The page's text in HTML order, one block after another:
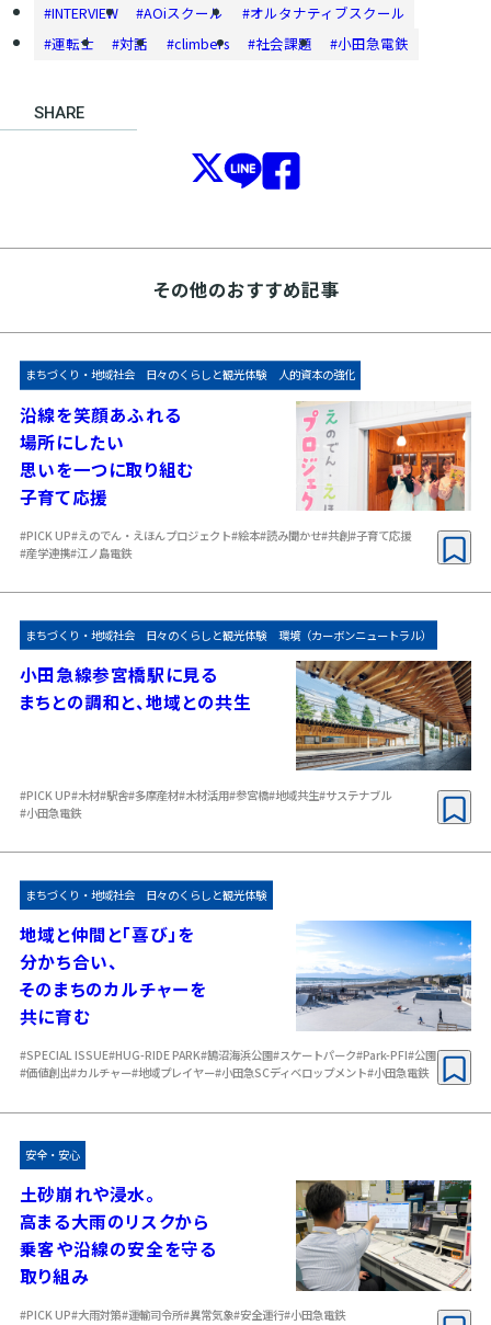
#INTERVIEW #AOiスクール
#オルタナティブスクール
#運転士
#対話 #climbers #社会課題 #小田急電鉄
SHARE
その他のおすすめ記事
まちづくり・地域社会 日々のくらしと観光体験 人的資本の強化
沿線を笑顔あふれる
場所にしたい
思いを一つに取り組む
子育て応援
#PICK UP#えのでん・えほんプロジェクト#絵本#読み聞かせ#共創#子育て応援
#産学連携#江ノ島電鉄
まちづくり・地域社会 日々のくらしと観光体験 環境（カーボンニュートラル）
小田急線参宮橋駅に見る
まちとの調和と、地域との共生
#PICK UP#木材#駅舎#多摩産材#木材活用#参宮橋#地域共生#サステナブル
#小田急電鉄
まちづくり・地域社会 日々のくらしと観光体験
地域と仲間と「喜び」を
分かち合い、
そのまちのカルチャーを
共に育む
#SPECIAL ISSUE#HUG-RIDE PARK#鵠沼海浜公園#スケートパーク#Park-PFI#公園
#価値創出#カルチャー#地域プレイヤー#小田急SCディベロップメント#小田急電鉄
安全・安心
土砂崩れや浸水。
高まる大雨のリスクから
乗客や沿線の安全を守る
取り組み
#PICK UP#大雨対策#運輸司令所#異常気象#安全運行#小田急電鉄